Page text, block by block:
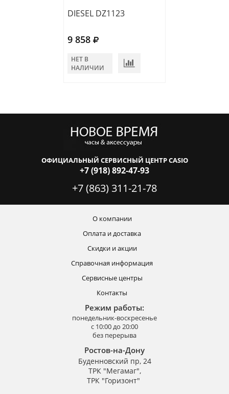
DIESEL DZ1123
9 858
НЕТ В
НАЛИЧИИ
ОФИЦИАЛЬНЫЙ СЕРВИСНЫЙ ЦЕНТР CASIO
+7 (918) 892-47-93
+7 (863) 311-21-78
О компании
Оплата и доставка
Скидки и акции
Справочная информация
Сервисные центры
Контакты
Режим работы:
понедельник-воскресенье
с 10:00 до 20:00
без перерыва
Ростов-на-Дону
Буденновский пр, 24
ТРК "Мегамаг",
ТРК "Горизонт"